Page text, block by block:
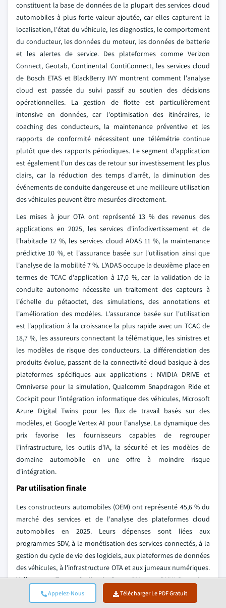
Appelez-Nous Télécharger Le PDF Gratuit
constituent la base de données de la plupart des services cloud
automobiles à plus forte valeur ajoutée, car elles capturent la
localisation, l'état du véhicule, les diagnostics, le comportement
du conducteur, les données du moteur, les données de batterie
et les alertes de service. Des plateformes comme Verizon
Connect, Geotab, Continental ContiConnect, les services cloud
de Bosch ETAS et BlackBerry IVY montrent comment l'analyse
cloud est passée du suivi passif au soutien des décisions
opérationnelles. La gestion de flotte est particulièrement
intensive en données, car l'optimisation des itinéraires, le
coaching des conducteurs, la maintenance préventive et les
rapports de conformité nécessitent une télémétrie continue
plutôt que des rapports périodiques. Le segment d'application
est également l'un des cas de retour sur investissement les plus
clairs, car la réduction des temps d'arrêt, la diminution des
événements de conduite dangereuse et une meilleure utilisation
des véhicules peuvent être mesurées directement.
Les mises à jour OTA ont représenté 13 % des revenus des
applications en 2025, les services d'infodivertissement et de
l'habitacle 12 %, les services cloud ADAS 11 %, la maintenance
prédictive 10 %, et l'assurance basée sur l'utilisation ainsi que
l'analyse de la mobilité 7 %. L'ADAS occupe la deuxième place en
termes de TCAC d'application à 17,0 %, car la validation de la
conduite autonome nécessite un traitement des capteurs à
l'échelle du pétaoctet, des simulations, des annotations et
l'amélioration des modèles. L'assurance basée sur l'utilisation
est l'application à la croissance la plus rapide avec un TCAC de
18,7 %, les assureurs connectant la télématique, les sinistres et
les modèles de risque des conducteurs. La différenciation des
produits évolue, passant de la connectivité cloud basique à des
plateformes spécifiques aux applications : NVIDIA DRIVE et
Omniverse pour la simulation, Qualcomm Snapdragon Ride et
Cockpit pour l'intégration informatique des véhicules, Microsoft
Azure Digital Twins pour les flux de travail basés sur des
modèles, et Google Vertex AI pour l'analyse. La dynamique des
prix favorise les fournisseurs capables de regrouper
l'infrastructure, les outils d'IA, la sécurité et les modèles de
domaine automobile en une offre à moindre risque
d'intégration.
Par utilisation finale
Les constructeurs automobiles (OEM) ont représenté 45,6 % du
marché des services et de l'analyse des plateformes cloud
automobiles en 2025. Leurs dépenses sont liées aux
programmes SDV, à la monétisation des services connectés, à la
gestion du cycle de vie des logiciels, aux plateformes de données
des véhicules, à l'infrastructure OTA et aux jumeaux numériques.
Volkswagen, Toyota, Stellantis, General Motors, BMW, Renault et
Tesla sont des acheteurs représentatifs, car chacun a rapproché
le logiciel des véhicules et les services connectés de la